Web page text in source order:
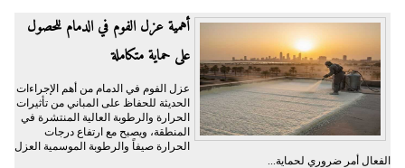
أهمية عزل الفوم في الدمام للحصول
على حماية متكاملة
عزل الفوم في الدمام من أهم الإجراءات
الحديثة للحفاظ على المباني من تأثيرات
الحرارة والرطوبة العالية المنتشرة في
المنطقة، ويصبح مع ارتفاع درجات
الحرارة صيفاً والرطوبة الموسمية العزل
الفعال أمر ضروري لحماية...